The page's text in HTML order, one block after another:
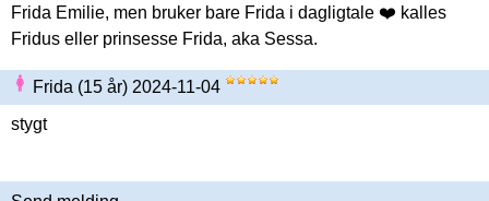
Frida Emilie, men bruker bare Frida i dagligtale ❤️ kalles
Fridus eller prinsesse Frida, aka Sessa.
Frida (15 år) 2024-11-04
stygt